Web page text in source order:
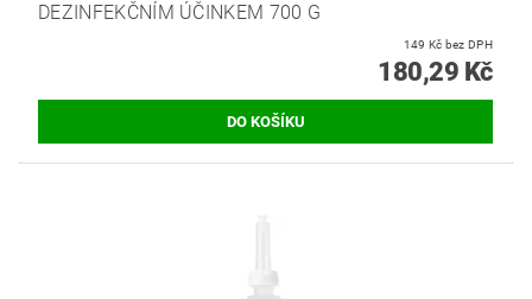
DEZINFEKČNÍM ÚČINKEM 700 G
149 Kč bez DPH
180,29 Kč